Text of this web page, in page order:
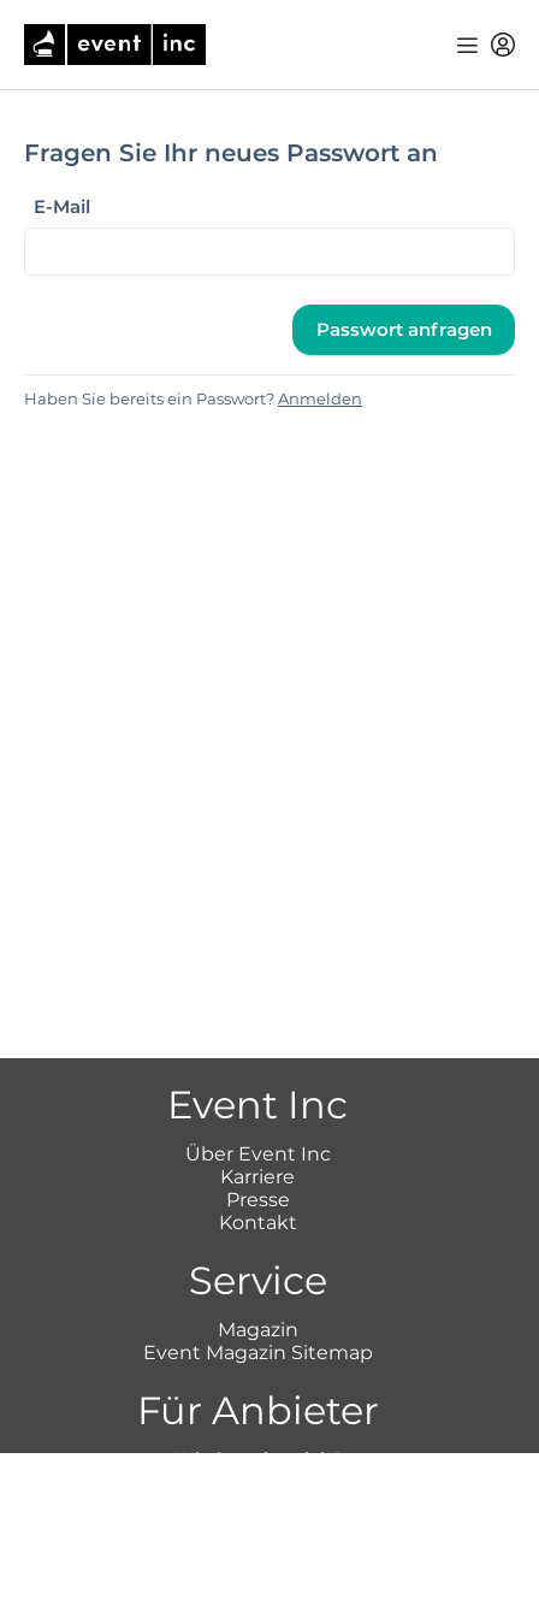
Fragen Sie Ihr neues Passwort an
E-Mail
Passwort anfragen
Haben Sie bereits ein Passwort?Anmelden
Event Inc
Über Event Inc
Karriere
Presse
Kontakt
Service
Magazin
Event Magazin Sitemap
Für Anbieter
Wie inseriere ich?